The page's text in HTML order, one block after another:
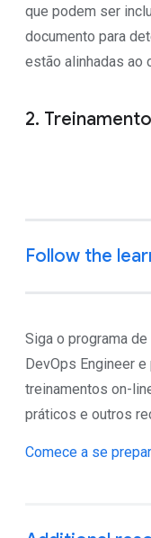
que podem ser
documento para
estão alinhadas ao
2. Treinamento
Siga o programa
DevOps Engineer
treinamentos on-
práticos e outros
Comece a se